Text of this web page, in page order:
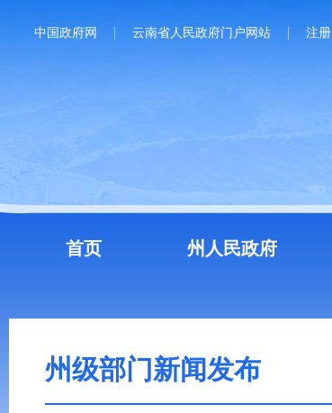
中国政府网 云南省人民政府门户网站 注册
首页 州人民政府
州级部门新闻发布